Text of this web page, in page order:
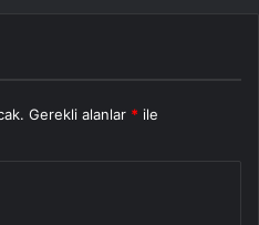
Gerekli alanlar * ile